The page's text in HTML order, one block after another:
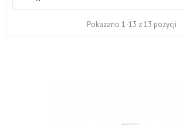
Pokazano 1-13 z 13 pozycji